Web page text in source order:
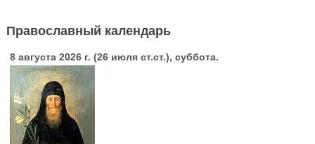
Православный календарь
8 августа 2026 г. (26 июля ст.ст.), суббота.